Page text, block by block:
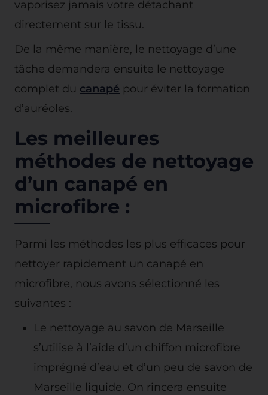
vaporisez jamais votre détachant
directement sur le tissu.
De la même manière, le nettoyage d’une
tâche demandera ensuite le nettoyage
complet du canapé pour éviter la formation
d’auréoles.
Les meilleures
méthodes de nettoyage
d’un canapé en
microfibre :
Parmi les méthodes les plus efficaces pour
nettoyer rapidement un canapé en
microfibre, nous avons sélectionné les
suivantes :
Le nettoyage au savon de Marseille
s’utilise à l’aide d’un chiffon microfibre
imprégné d’eau et d’un peu de savon de
Marseille liquide. On rincera ensuite